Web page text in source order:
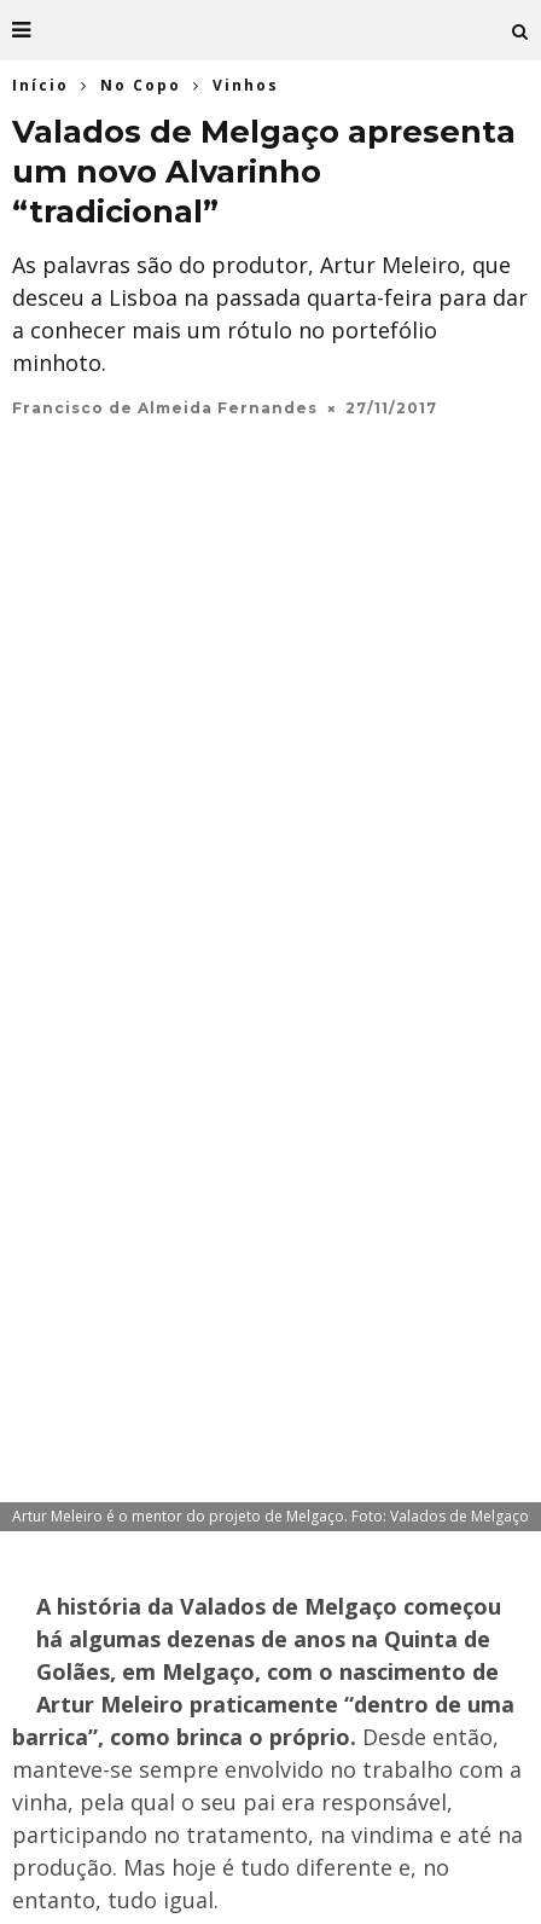
Início No Copo Vinhos
Valados de Melgaço apresenta
um novo Alvarinho
“tradicional”
As palavras são do produtor, Artur Meleiro, que
desceu a Lisboa na passada quarta-feira para dar
a conhecer mais um rótulo no portefólio
minhoto.
Francisco de Almeida Fernandes 27/11/2017
Artur Meleiro é o mentor do projeto de Melgaço. Foto: Valados de Melgaço
A história da Valados de Melgaço começou
há algumas dezenas de anos na Quinta de
Golães, em Melgaço, com o nascimento de
Artur Meleiro praticamente “dentro de uma
barrica”, como brinca o próprio. Desde então,
manteve-se sempre envolvido no trabalho com a
vinha, pela qual o seu pai era responsável,
participando no tratamento, na vindima e até na
produção. Mas hoje é tudo diferente e, no
entanto, tudo igual.